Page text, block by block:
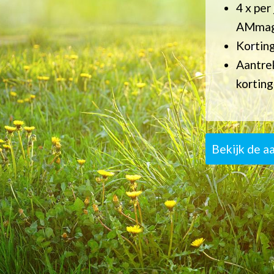
4 x
Bekijk de